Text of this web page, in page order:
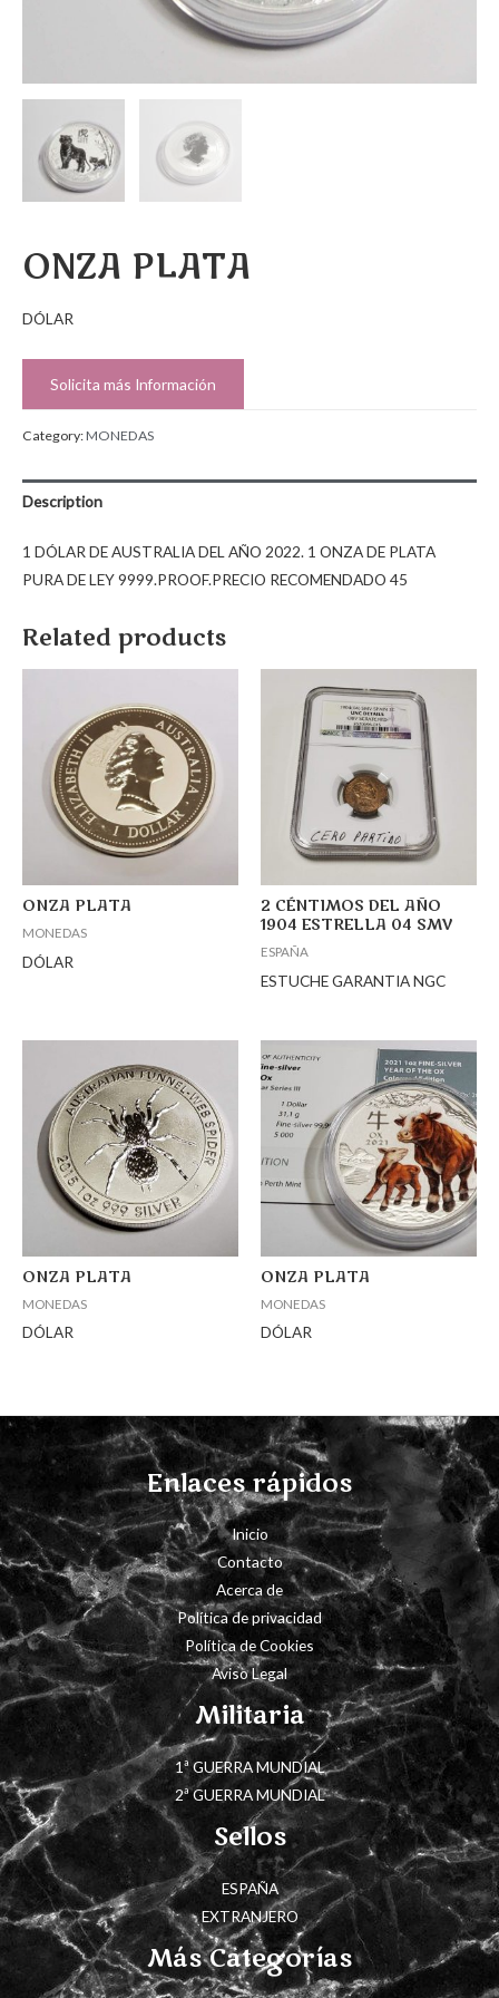
ONZA PLATA
DÓLAR
Solicita más Información
Category:MONEDAS
Description
1 DÓLAR DE AUSTRALIA DEL AÑO 2022. 1 ONZA DE PLATA
PURA DE LEY 9999.PROOF.PRECIO RECOMENDADO 45
Related products
ONZA PLATA
MONEDAS
DÓLAR
2 CÉNTIMOS DEL AÑO
1904 ESTRELLA 04 SMV
ESPAÑA
ESTUCHE GARANTIA NGC
ONZA PLATA
MONEDAS
DÓLAR
ONZA PLATA
MONEDAS
DÓLAR
Enlaces rápidos
Inicio
Contacto
Acerca de
Política de privacidad
Política de Cookies
Aviso Legal
Militaria
1ª GUERRA MUNDIAL
2ª GUERRA MUNDIAL
Sellos
ESPAÑA
EXTRANJERO
Más Categorías